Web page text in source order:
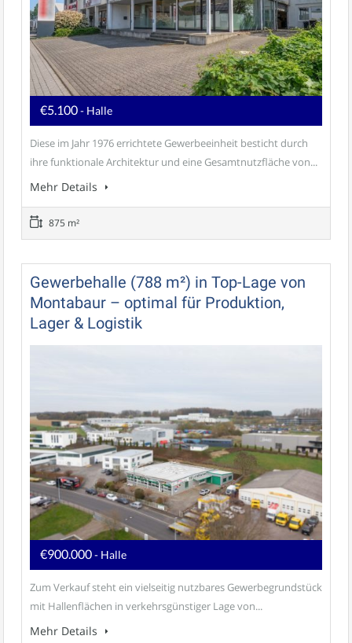
€5.100- Halle
Diese im Jahr 1976 errichtete Gewerbeeinheit besticht durch
ihre funktionale Architektur und eine Gesamtnutzfläche von...
Mehr Details
875 m²
Gewerbehalle (788 m²) in Top-Lage von
Montabaur – optimal für Produktion,
Lager & Logistik
€900.000- Halle
Zum Verkauf steht ein vielseitig nutzbares Gewerbegrundstück
mit Hallenflächen in verkehrsgünstiger Lage von...
Mehr Details